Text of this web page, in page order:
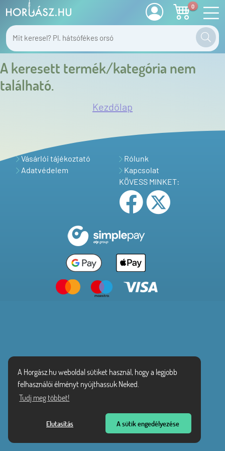
A Horgász.hu weboldal sütiket használ, hogy a legjobb
felhasználói élményt nyújthassuk Neked.
Tudj meg többet!
Elutasítás A sütik engedélyezése
0
A keresett termék/kategória nem
található.
Kezdőlap
Vásárlói tájékoztató
Adatvédelem
Rólunk
Kapcsolat
KÖVESS MINKET: